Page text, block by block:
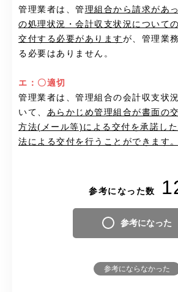
管理業者は、管 理組合から請求があ
の処理状況・会計収支状況について
交付する必要があります が、管理業
る必要はありません。
エ：〇適切
管理業者は、管理組合の会計収支状
いて、 あらかじめ管理組合が書面の
方法(メール等)による交付を承諾し
法による交付を行うことができます。
参考になった数
参考になった
参考にならなかった